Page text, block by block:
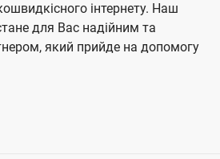
інтернету. Наш
для Вас надійним та
який прийде на допомогу